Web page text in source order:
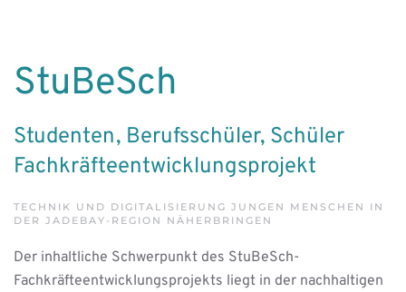
StuBeSch
Studenten, Berufsschüler, Schüler
Fachkräfteentwicklungsprojekt
TECHNIK UND DIGITALISIERUNG JUNGEN MENSCHEN IN
DER JADEBAY-REGION NÄHERBRINGEN
Der inhaltliche Schwerpunkt des StuBeSch-
Fachkräfteentwicklungsprojekts liegt in der nachhaltigen